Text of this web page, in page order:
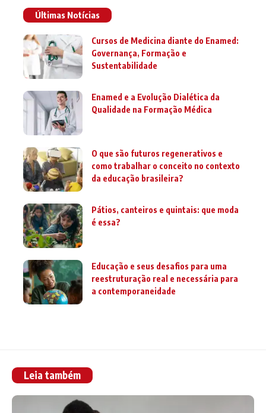
Últimas Notícias
Cursos de Medicina diante do Enamed:
Governança, Formação e
Sustentabilidade
Enamed e a Evolução Dialética da
Qualidade na Formação Médica
O que são futuros regenerativos e
como trabalhar o conceito no contexto
da educação brasileira?
Pátios, canteiros e quintais: que moda
é essa?
Educação e seus desafios para uma
reestruturação real e necessária para
a contemporaneidade
Leia também